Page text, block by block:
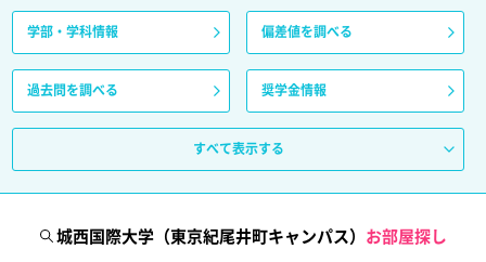
学部・学科情報 偏差値を調べる
過去問を調べる 奨学金情報
すべて表示する
城西国際大学（東京紀尾井町キャンパス） お部屋探し